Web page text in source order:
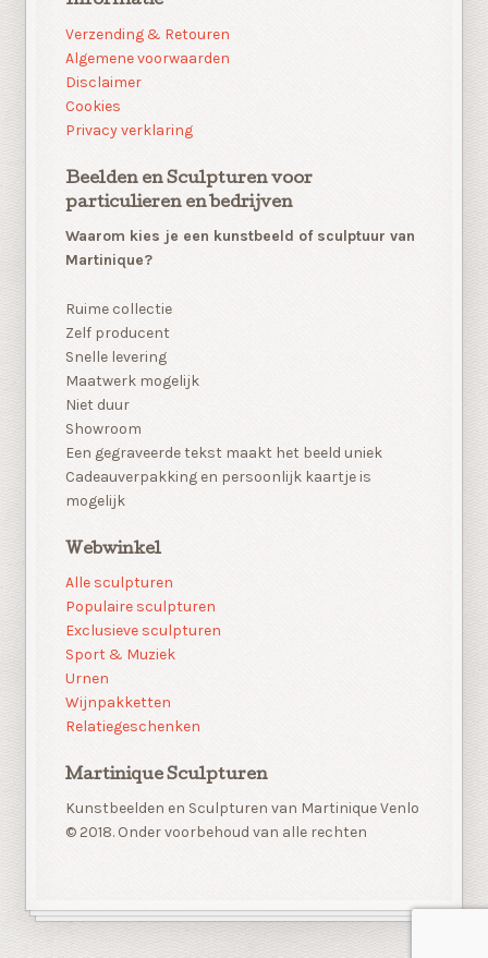
Verzending & Retouren
Algemene voorwaarden
Disclaimer
Cookies
Privacy verklaring
Beelden en Sculpturen voor
particulieren en bedrijven
Waarom kies je een kunstbeeld of sculptuur van
Martinique?
Ruime collectie
Zelf producent
Snelle levering
Maatwerk mogelijk
Niet duur
Showroom
Een gegraveerde tekst maakt het beeld uniek
Cadeauverpakking en persoonlijk kaartje is
mogelijk
Webwinkel
Alle sculpturen
Populaire sculpturen
Exclusieve sculpturen
Sport & Muziek
Urnen
Wijnpakketten
Relatiegeschenken
Martinique Sculpturen
Kunstbeelden en Sculpturen van Martinique Venlo
© 2018. Onder voorbehoud van alle rechten